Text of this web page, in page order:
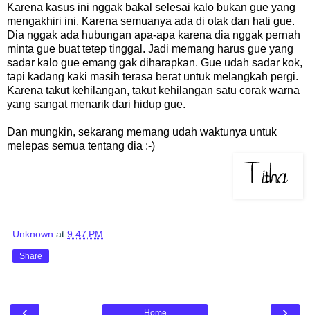
Karena kasus ini nggak bakal selesai kalo bukan gue yang
mengakhiri ini. Karena semuanya ada di otak dan hati gue.
Dia nggak ada hubungan apa-apa karena dia nggak pernah
minta gue buat tetep tinggal. Jadi memang harus gue yang
sadar kalo gue emang gak diharapkan. Gue udah sadar kok,
tapi kadang kaki masih terasa berat untuk melangkah pergi.
Karena takut kehilangan, takut kehilangan satu corak warna
yang sangat menarik dari hidup gue.
Dan mungkin, sekarang memang udah waktunya untuk
melepas semua tentang dia :-)
Unknown at 9:47 PM
Share
Home